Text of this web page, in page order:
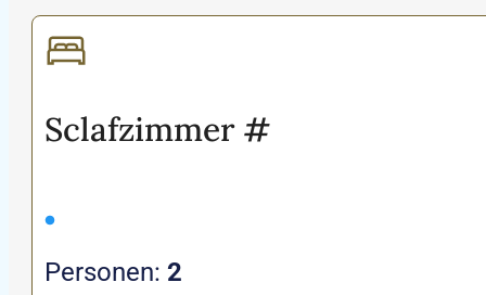
Sclafzimmer #
Personen: 2